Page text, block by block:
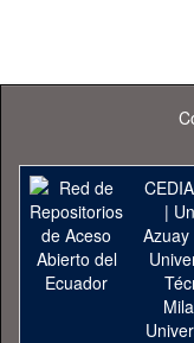
CEDIA
|
Azuay